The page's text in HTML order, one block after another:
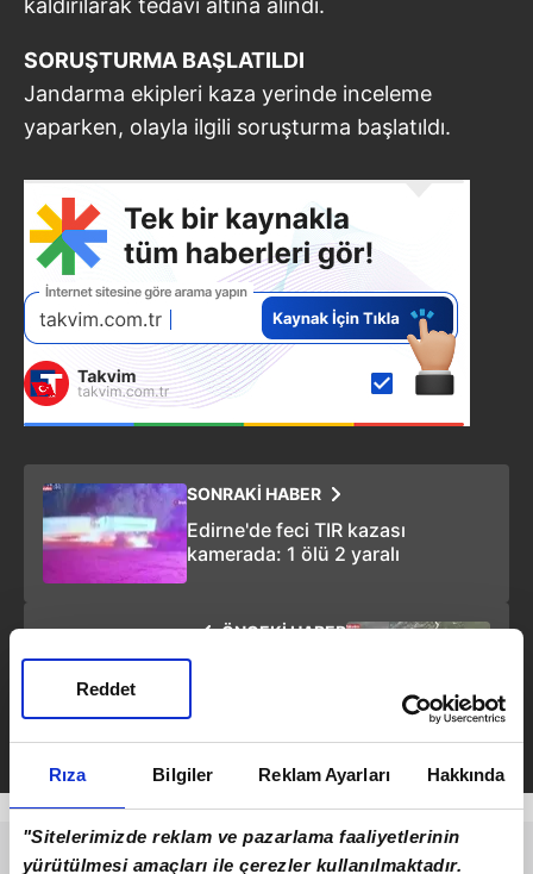
Rıza Bilgiler Reklam Ayarları Hakkında
"Sitelerimizde reklam ve pazarlama faaliyetlerinin
yürütülmesi amaçları ile çerezler kullanılmaktadır.
Reddet
SORUŞTURMA BAŞLATILDI
Jandarma ekipleri kaza yerinde inceleme
yaparken, olayla ilgili soruşturma başlatıldı.
SONRAKİ HABER
Edirne'de feci TIR kazası
kamerada: 1 ölü 2 yaralı
ÖNCEKİ HABER
Fethiye Babadağ’da paraşüt
faciası! Rus pilot hayatını